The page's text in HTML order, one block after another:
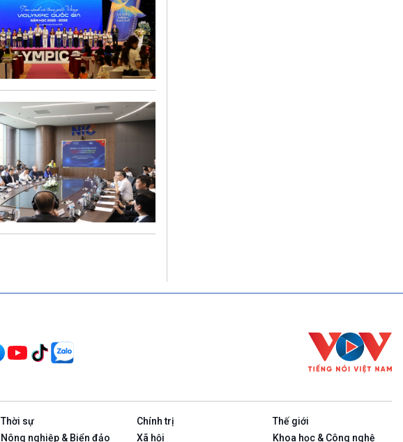
Thời sự Chính trị
Thế giới
Nông nghiệp & Biển đảo Xã hội Khoa học & Công nghệ